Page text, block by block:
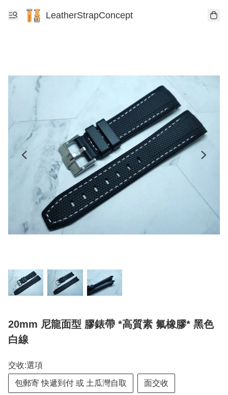
LeatherStrapConcept
20mm 尼龍面型 膠錶帶 *高質素 氟橡膠* 黑色
白線
交收:選項
包郵寄 快遞到付 或 土瓜灣自取 面交收